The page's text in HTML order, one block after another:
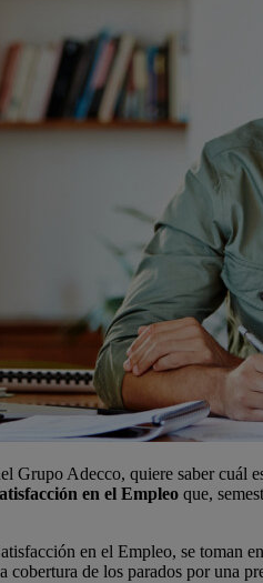
Grupo Adecco, quiere saber cuál
en el Empleo que,
en el Empleo, se toman
cobertura de los parados por una